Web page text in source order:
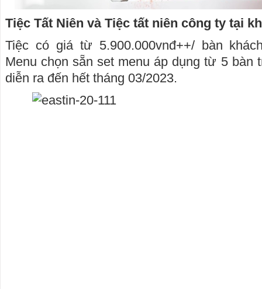
Tiệc Tất Niên và Tiệc tất niên công ty tại
Tiệc có giá từ 5.900.000vnđ++/ bàn
Menu chọn sẵn set menu áp dụng từ 5 bàn
diễn ra đến hết tháng 03/2023.